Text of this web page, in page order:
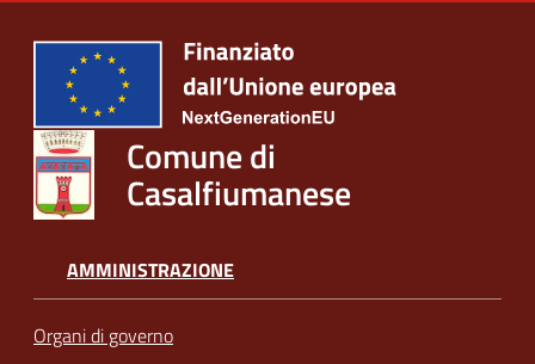
Comune di
Casalfiumanese
AMMINISTRAZIONE
Organi di governo